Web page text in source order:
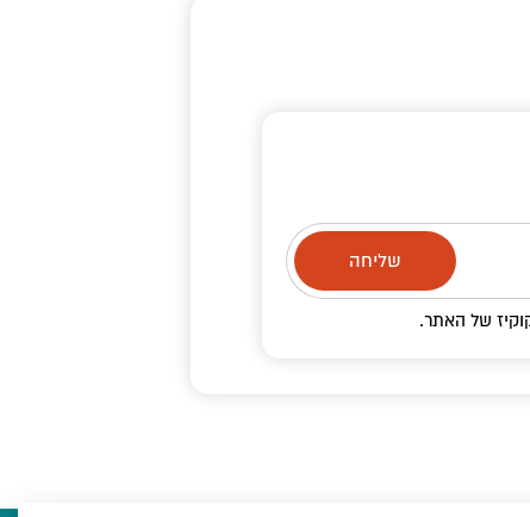
של האתר.